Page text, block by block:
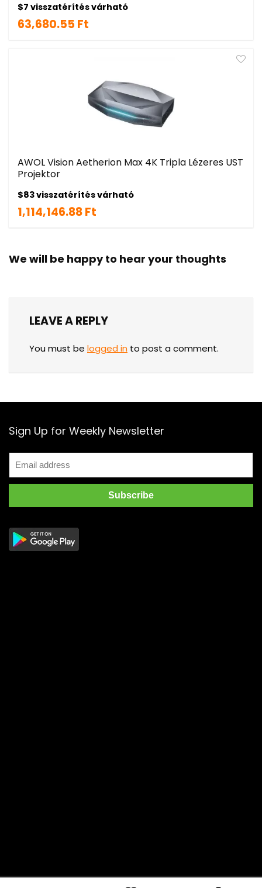
$7 visszatérítés várható
63,680.55 Ft
AWOL Vision Aetherion Max 4K Tripla Lézeres UST
Projektor
$83 visszatérítés várható
1,114,146.88 Ft
We will be happy to hear your thoughts
LEAVE A REPLY
You must be logged in to post a comment.
Sign Up for Weekly Newsletter